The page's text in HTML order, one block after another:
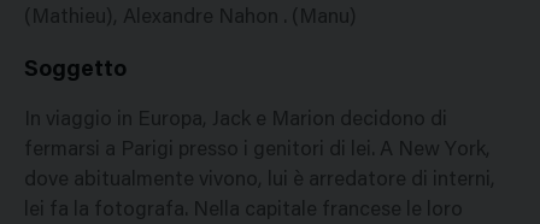
(Mathieu), Alexandre Nahon . (Manu)
Soggetto
In viaggio in Europa, Jack e Marion decidono di
fermarsi a Parigi presso i genitori di lei. A New York,
dove abitualmente vivono, lui è arredatore di interni,
lei fa la fotografa. Nella capitale francese le loro